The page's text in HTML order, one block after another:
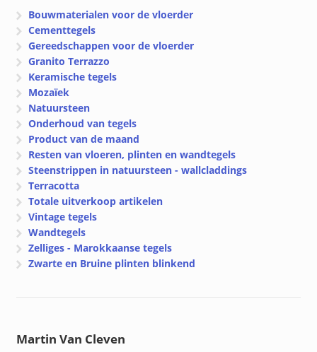
Bouwmaterialen voor de vloerder
Cementtegels
Gereedschappen voor de vloerder
Granito Terrazzo
Keramische tegels
Mozaïek
Natuursteen
Onderhoud van tegels
Product van de maand
Resten van vloeren, plinten en wandtegels
Steenstrippen in natuursteen - wallcladdings
Terracotta
Totale uitverkoop artikelen
Vintage tegels
Wandtegels
Zelliges - Marokkaanse tegels
Zwarte en Bruine plinten blinkend
Martin Van Cleven